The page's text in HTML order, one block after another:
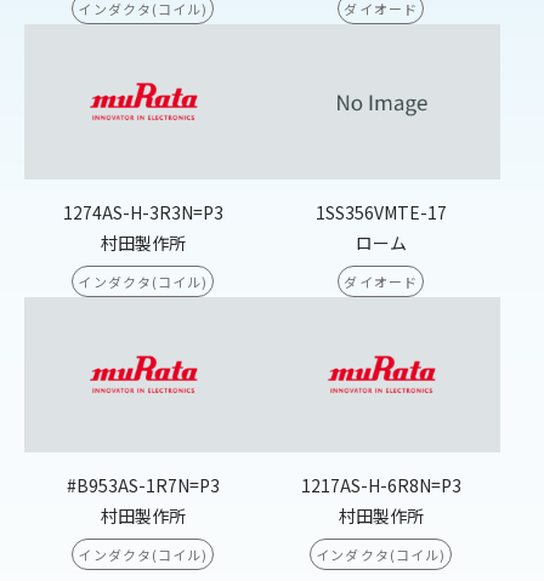
インダクタ(コイル) ダイオード
1274AS-H-3R3N=P3
村田製作所
インダクタ(コイル)
1SS356VMTE-17
ローム
ダイオード
#B953AS-1R7N=P3
村田製作所
インダクタ(コイル)
1217AS-H-6R8N=P3
村田製作所
インダクタ(コイル)